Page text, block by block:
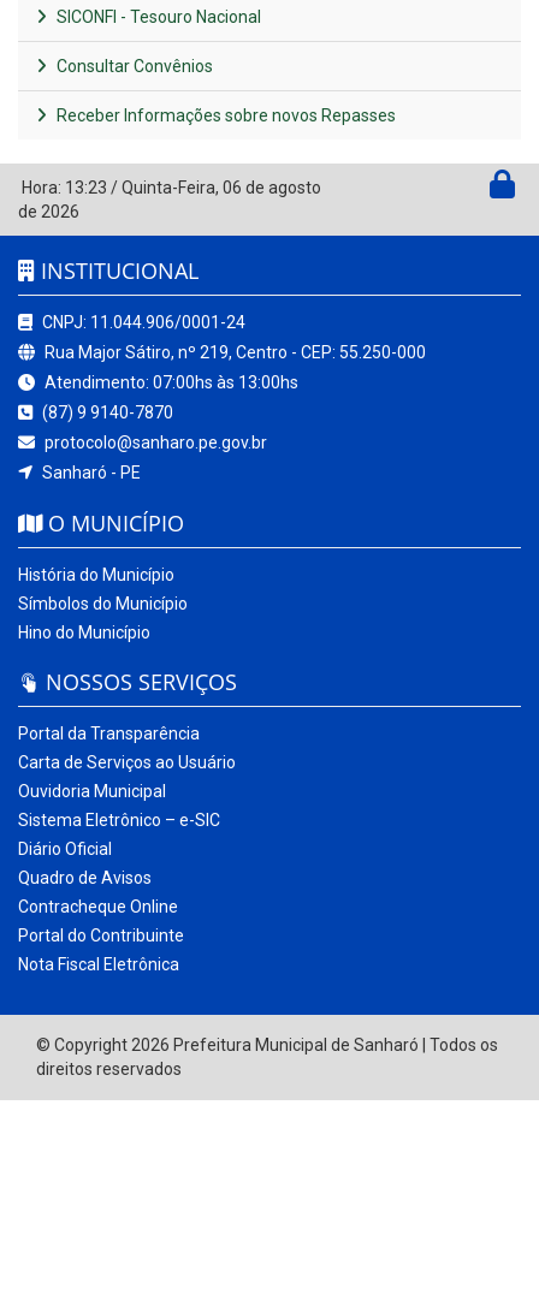
SICONFI - Tesouro Nacional
Consultar Convênios
Receber Informações sobre novos Repasses
Hora: 13:23 /Quinta-Feira, 06 de agosto
de 2026
INSTITUCIONAL
CNPJ: 11.044.906/0001-24
Rua Major Sátiro, nº 219, Centro - CEP: 55.250-000
Atendimento: 07:00hs às 13:00hs
(87) 9 9140-7870
protocolo@sanharo.pe.gov.br
Sanharó - PE
O MUNICÍPIO
História do Município
Símbolos do Município
Hino do Município
NOSSOS SERVIÇOS
Portal da Transparência
Carta de Serviços ao Usuário
Ouvidoria Municipal
Sistema Eletrônico – e-SIC
Diário Oficial
Quadro de Avisos
Contracheque Online
Portal do Contribuinte
Nota Fiscal Eletrônica
© Copyright 2026 Prefeitura Municipal de Sanharó | Todos os
direitos reservados